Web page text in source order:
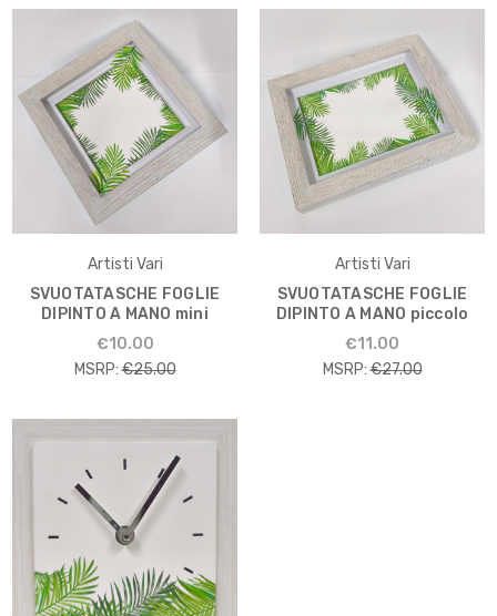
Artisti Vari
SVUOTATASCHE FOGLIE
DIPINTO A MANO mini
€10.00
MSRP: €25.00
Artisti Vari
SVUOTATASCHE FOGLIE
DIPINTO A MANO piccolo
€11.00
MSRP: €27.00